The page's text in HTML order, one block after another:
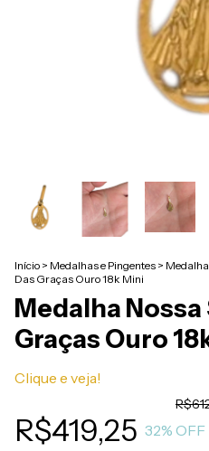
Início > Medalhas e Pingentes >
Das Graças Ouro 18k Mini
Medalha
Graças Ouro
Clique e veja!
R$419,25 32% OFF